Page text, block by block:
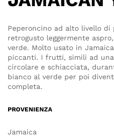
Peperoncino ad alto livello
retrogusto leggermente
verde. Molto usato in
piccanti. I frutti, simili ad
circolare e schiacciata,
bianco al verde per poi
completa.
PROVENIENZA
Jamaica